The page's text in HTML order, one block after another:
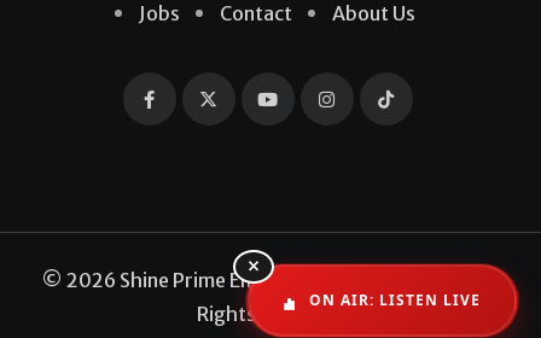
Jobs
Contact About Us
© 2026 Shine Prime Entertainment Production. All
Rights Reserved
×
ON AIR: LISTEN LIVE